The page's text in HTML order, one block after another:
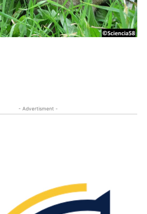
- Advertisment -